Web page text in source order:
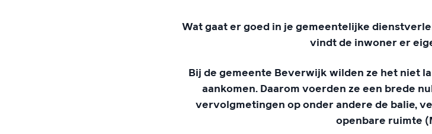
Wat gaat er goed in je gemeentelijke
vindt de inwoner er
Bij de gemeente Beverwijk wilden ze het niet
aankomen. Daarom voerden ze een brede
vervolgmetingen op onder andere de balie,
openbare ruimte